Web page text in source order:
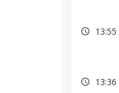
13:55
13:36